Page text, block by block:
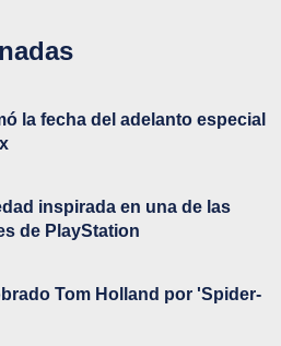
la fecha del adelanto especial
inspirada en una de las
de PlayStation
Tom Holland por 'Spider-